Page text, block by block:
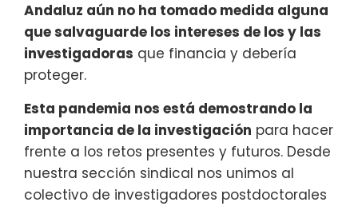
Andaluz aún no ha tomado medida alguna
que salvaguarde los intereses de los y las
investigadoras que financia y debería
proteger.
Esta pandemia nos está demostrando la
importancia de la investigación para hacer
frente a los retos presentes y futuros. Desde
nuestra sección sindical nos unimos al
colectivo de investigadores postdoctorales